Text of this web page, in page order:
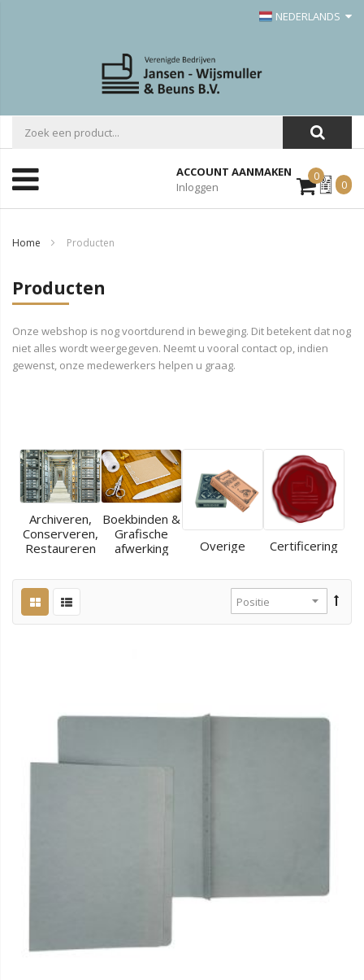
NEDERLANDS
ACCOUNT AANMAKEN
Inloggen
0Mijn
Offerte
0
Home Producten
Producten
Onze webshop is nog voortdurend in beweging. Dit betekent dat nog
niet alles wordt weergegeven. Neemt u vooral contact op, indien
gewenst, onze medewerkers helpen u graag.
Archiveren,
Conserveren,
Restaureren
Boekbinden &
Grafische
afwerking
Overige Certificering